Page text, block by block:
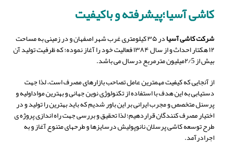
کاشی آسیا؛پیشرفته و باکیفیت
شرکت کاشی آسیا در ۳۵ کیلومتری غرب شهر اصفهان و در زمینی به مساحت
۱۲ هکتار احداث و از سال ۱۳۸۴ فعالیت خود را آغاز نموده؛ که ظرفیت تولید آن
بیش از ۲/5میلیون مترمربع درسال می باشد.
از آنجایی که کیفیت مهمترین عامل تصاحب بازارهای مصرف است، لذا جهت
دستیابی به این هدف با استفاده از تکنولوژی نوین جهانی و بهترین مواداولیه و
پرسنل متخصص و مجرب ایرانی بر این باور شدیم که باید بهترین را تولید و در
اختیار مصرف کنندگان قراردهیم؛ لذا تحقیق و بررسی جهت راه اندازی پروژه ی
طرح توسعه کاشی پرسلان نانوپولیش درسایزها و طرحهای متنوع آغاز و به
اجرادرآمد.